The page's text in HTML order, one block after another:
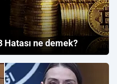
Hatası ne demek?